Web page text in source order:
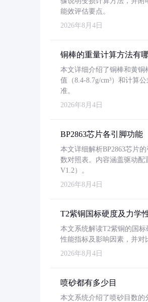
能效评估要点。
2026年8月4日
铜棒的重量计算方法有
本文详细介绍了铜棒和黄铜
值（8.4-8.7g/cm³）和计算
准。
2026年8月4日
BP2863芯片各引脚功能
本文详细解析BP2863芯片
数对照表。内容涵盖驱动配
V1.2）。
2026年8月4日
T2紫铜国标硬度及力学
本文系统解读T2紫铜的国
性能指标及影响因素，并对
2026年8月4日
喷砂都有多少目
本文系统介绍了喷砂目数的